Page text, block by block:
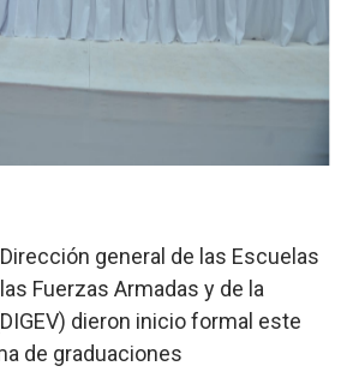
17 posiciones en los mil
Manual de Comunicación
frena delitos ambientales y
general de las Escuelas
Fuerzas Armadas y de la
dieron inicio formal este
de graduaciones